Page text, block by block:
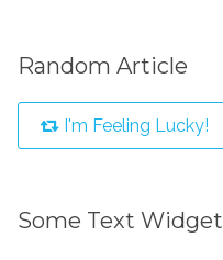
Random Article
I'm Feeling Lucky!
Some Text Widget